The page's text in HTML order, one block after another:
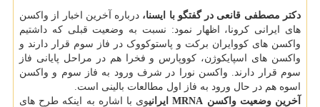
دکتر مصطفی قانعی در گفتگو با ایسنا، درباره آخرین اخبار از واکسن
های ایرانی کرونا، اظهار نمود: نسبت به وضعیت قبلی که داشتیم
واکسن های کووایران برکت و پاستوکووک در فاز سوم قرار دارند و
واکسن های اسپایکوژن، کووپارس و فخرا هم در مراحل پایانی فاز
سوم قرار دارند. واکسن نورا در شرف ورود به فاز سوم و واکسن
اسوه هم در حال ورود به فاز اول مطالعات بالینی است.
آخرین وضعیت واکسن MRNA ایرانی
وی با اشاره به اینکه طرح های